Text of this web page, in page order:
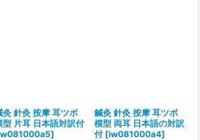
灸 針灸 按摩 耳ツボ
型 片耳 日本語対訳付
]
鍼灸 針灸 按摩 耳ツボ
模型 両耳 日本語の対訳
付 [iw081000a4]